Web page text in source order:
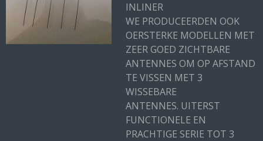
INLINER
WE PRODUCEERDEN OOK
OERSTERKE MODELLEN MET
ZEER GOED ZICHTBARE
ANTENNES OM OP AFSTAND
TE VISSEN MET 3
WISSEBARE
ANTENNES. UITERST
FUNCTIONELE EN
PRACHTIGE SERIE TOT 3